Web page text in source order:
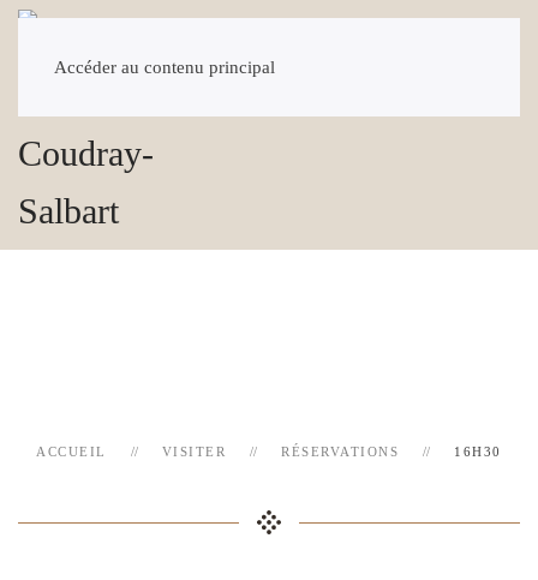
Accéder au contenu principal
ACCUEIL VISITER RÉSERVATIONS 16H30